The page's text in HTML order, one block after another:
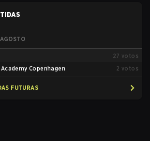
27 votos
Copenhagen
2 votos
FUTURAS